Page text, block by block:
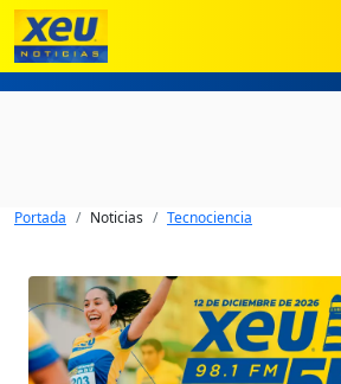
Portada Noticias Tecnociencia